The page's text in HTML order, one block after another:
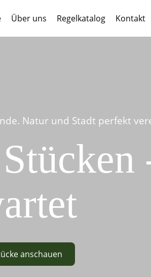
Über uns Regelkatalog Kontakt
Natur und Stadt perfekt
anschauen